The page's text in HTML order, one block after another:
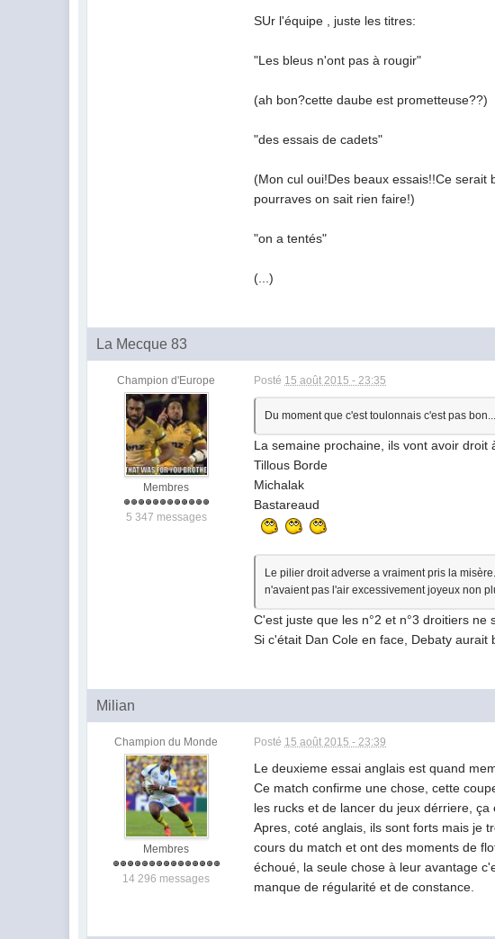
SUr l'équipe , juste les titres:
"Les bleus n'ont pas à rougir"
(ah bon?cette daube est prometteuse??)
"des essais de cadets"
(Mon cul oui!Des beaux essais!!Ce
pourraves on sait rien faire!)
"on a tentés"
(...)
La Mecque 83
Champion d'Europe
Membres
5 347 messages
Posté 15 août 2015 - 23:35
Du moment que c'est toulonnais c'est pas
La semaine prochaine, ils vont avoir droit
Tillous Borde
Michalak
Bastareaud
Le pilier droit adverse a vraiment pris la
n'avaient pas l'air excessivement joyeux non
C'est juste que les n°2 et n°3 droitiers ne
Si c'était Dan Cole en face, Debaty aurait
Milian
Champion du Monde
Membres
14 296 messages
Posté 15 août 2015 - 23:39
Le deuxieme essai anglais est quand
Ce match confirme une chose, cette
les rucks et de lancer du jeux dérriere,
Apres, coté anglais, ils sont forts mais je
cours du match et ont des moments de
échoué, la seule chose à leur avantage
manque de régularité et de constance.